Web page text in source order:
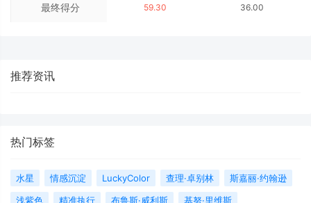
最终得分 59.30 36.00
推荐资讯
热门标签
水星 情感沉淀 LuckyColor 查理·卓别林
斯嘉丽·约翰逊
浅紫色
精准执行 布鲁斯·威利斯
基努·里维斯